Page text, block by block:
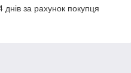
за рахунок покупця